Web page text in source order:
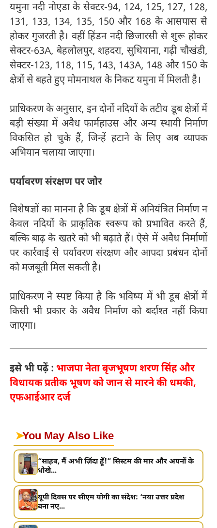
यमुना नदी नोएडा के सेक्टर-94, 124, 125, 127, 128,
131, 133, 134, 135, 150 और 168 के आसपास से
होकर गुजरती है। वहीं हिंडन नदी छिजारसी से शुरू होकर
सेक्टर-63A, बेहलोलपुर, शहदरा, सुथियाना, गढ़ी चौखंडी,
सेक्टर-123, 118, 115, 143, 143A, 148 और 150 के
क्षेत्रों से बहते हुए मोमनाथल के निकट यमुना में मिलती है।
प्राधिकरण के अनुसार, इन दोनों नदियों के तटीय डूब क्षेत्रों में
बड़ी संख्या में अवैध फार्महाउस और अन्य स्थायी निर्माण
विकसित हो चुके हैं, जिन्हें हटाने के लिए अब व्यापक
अभियान चलाया जाएगा।
पर्यावरण संरक्षण पर जोर
विशेषज्ञों का मानना है कि डूब क्षेत्रों में अनियंत्रित निर्माण न
केवल नदियों के प्राकृतिक स्वरूप को प्रभावित करते हैं,
बल्कि बाढ़ के खतरे को भी बढ़ाते हैं। ऐसे में अवैध निर्माणों
पर कार्रवाई से पर्यावरण संरक्षण और आपदा प्रबंधन दोनों
को मजबूती मिल सकती है।
प्राधिकरण ने स्पष्ट किया है कि भविष्य में भी डूब क्षेत्रों में
किसी भी प्रकार के अवैध निर्माण को बर्दाश्त नहीं किया
जाएगा।
इसे भी पढ़ें : भाजपा नेता बृजभूषण शरण सिंह और
विधायक प्रतीक भूषण को जान से मारने की धमकी,
एफआईआर दर्ज
➤You May Also Like
“साहब, मैं अभी ज़िंदा हूँ!” सिस्टम की मार और अपनों के
धोखे...
यूपी दिवस पर सीएम योगी का संदेश: ‘नया उत्तर प्रदेश
बना नए...